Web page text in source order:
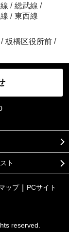
/ 総武線 /
/ 東西線
/ 板橋区役所前 /
ト
ップ PCサイト
reserved.